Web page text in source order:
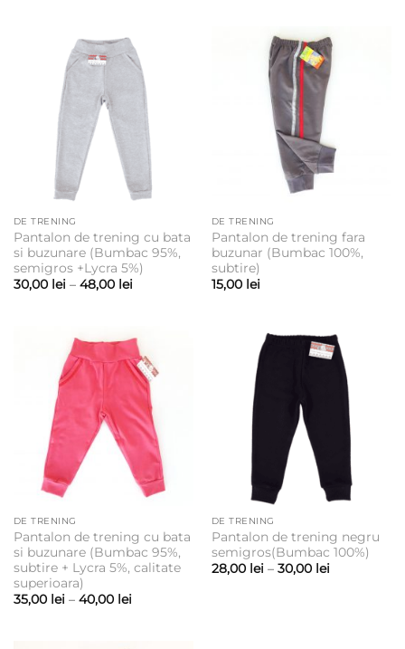
35,00 lei
DE TRENING
Pantalon de trening cu bata
si buzunare (Bumbac 95%,
semigros +Lycra 5%)
30,00 lei – 48,00 leiInterval
la
48,00 lei
DE TRENING
Pantalon de trening fara
buzunar (Bumbac 100%,
subtire)
15,00 lei
DE TRENING
Pantalon de trening cu bata
si buzunare (Bumbac 95%,
subtire + Lycra 5%, calitate
superioara)
35,00 lei – 40,00 leiInterval
DE TRENING
Pantalon de trening negru
semigros(Bumbac 100%)
28,00 lei – 30,00 leiInterval